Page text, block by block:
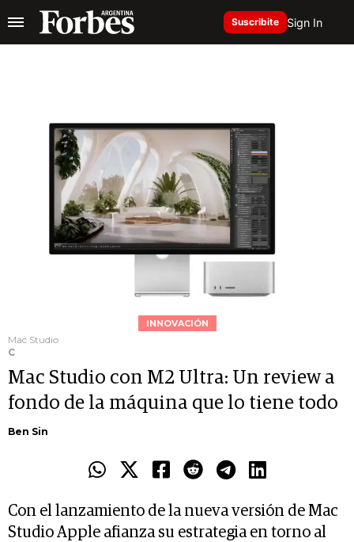
Suscribite Sign In
INNOVACIÓN
Mac Studio
C
Mac Studio con M2 Ultra: Un review a
fondo de la máquina que lo tiene todo
Ben Sin
Con el lanzamiento de la nueva versión de Mac
Studio Apple afianza su estrategia en torno al